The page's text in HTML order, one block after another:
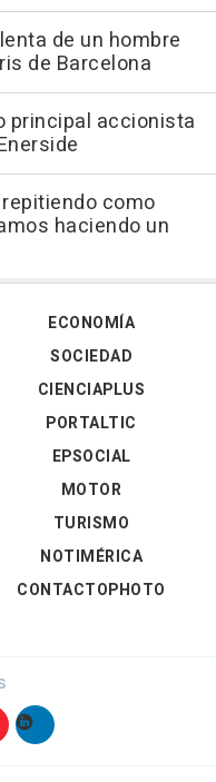
de un hombre
de Barcelona
principal accionista
como
haciendo un
ECONOMÍA
SOCIEDAD
CIENCIAPLUS
PORTALTIC
EPSOCIAL
MOTOR
TURISMO
NOTIMÉRICA
CONTACTOPHOTO